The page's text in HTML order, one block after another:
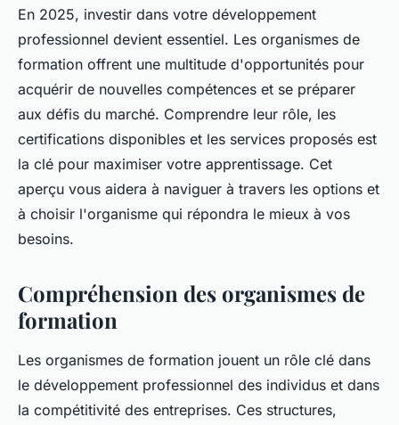
Organisme de formation :
boostez vos compétences en
2025
Noé •8 mars 2025•5 min de lecture
En 2025, investir dans votre développement
professionnel devient essentiel. Les organismes de
formation offrent une multitude d'opportunités pour
acquérir de nouvelles compétences et se préparer
aux défis du marché. Comprendre leur rôle, les
certifications disponibles et les services proposés est
la clé pour maximiser votre apprentissage. Cet
aperçu vous aidera à naviguer à travers les options et
à choisir l'organisme qui répondra le mieux à vos
besoins.
Compréhension des organismes de
formation
Les organismes de formation jouent un rôle clé dans
le développement professionnel des individus et dans
la compétitivité des entreprises. Ces structures,